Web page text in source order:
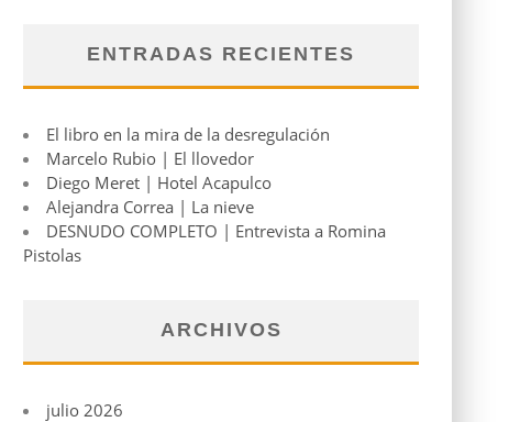
ENTRADAS RECIENTES
El libro en la mira de la desregulación
Marcelo Rubio | El llovedor
Diego Meret | Hotel Acapulco
Alejandra Correa | La nieve
DESNUDO COMPLETO | Entrevista a Romina
Pistolas
ARCHIVOS
julio 2026